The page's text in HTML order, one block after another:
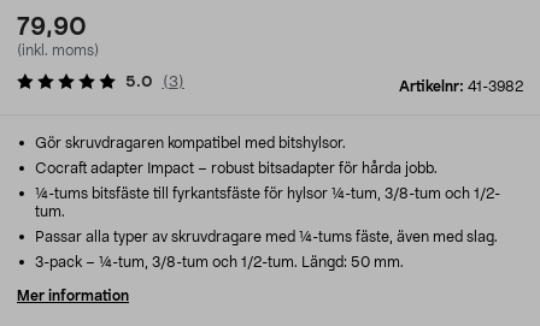
79,90
(inkl. moms)
Artikelnr: 41-3982
5.0 (3)
Gör skruvdragaren kompatibel med bitshylsor.
Cocraft adapter Impact – robust bitsadapter för hårda jobb.
¼-tums bitsfäste till fyrkantsfäste för hylsor ¼-tum, 3/8-tum och 1/2-
tum.
Passar alla typer av skruvdragare med ¼-tums fäste, även med slag.
3-pack – ¼-tum, 3/8-tum och 1/2-tum. Längd: 50 mm.
Mer information